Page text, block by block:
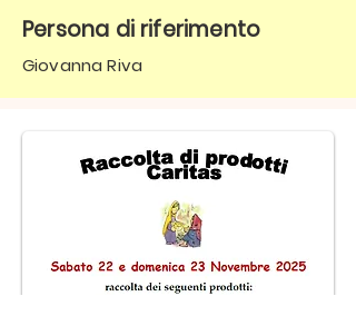
Persona di riferimento
Giovanna Riva